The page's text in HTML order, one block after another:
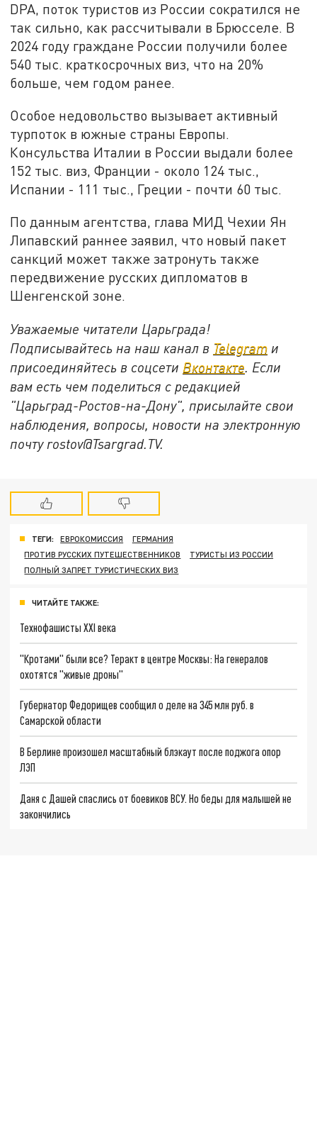
DPA, поток туристов из России сократился не
так сильно, как рассчитывали в Брюсселе. В
2024 году граждане России получили более
540 тыс. краткосрочных виз, что на 20%
больше, чем годом ранее.
Особое недовольство вызывает активный
турпоток в южные страны Европы.
Консульства Италии в России выдали более
152 тыс. виз, Франции - около 124 тыс.,
Испании - 111 тыс., Греции - почти 60 тыс.
По данным агентства, глава МИД Чехии Ян
Липавский раннее заявил, что новый пакет
санкций может также затронуть также
передвижение русских дипломатов в
Шенгенской зоне.
Уважаемые читатели Царьграда!
Подписывайтесь на наш канал в Telegram и
присоединяйтесь в соцсети Вконтакте . Если
вам есть чем поделиться с редакцией
"Царьград-Ростов-на-Дону", присылайте свои
наблюдения, вопросы, новости на электронную
почту rostov@Tsargrad.ТV.
ТЕГИ: ЕВРОКОМИССИЯ
ГЕРМАНИЯ
ПРОТИВ РУССКИХ ПУТЕШЕСТВЕННИКОВ
ТУРИСТЫ ИЗ РОССИИ
ПОЛНЫЙ ЗАПРЕТ ТУРИСТИЧЕСКИХ ВИЗ
ЧИТАЙТЕ ТАКЖЕ:
Технофашисты XXI века
"Кротами" были все? Теракт в центре Москвы: На генералов
охотятся "живые дроны"
Губернатор Федорищев сообщил о деле на 345 млн руб. в
Самарской области
В Берлине произошел масштабный блэкаут после поджога опор
ЛЭП
Даня с Дашей спаслись от боевиков ВСУ. Но беды для малышей не
закончились